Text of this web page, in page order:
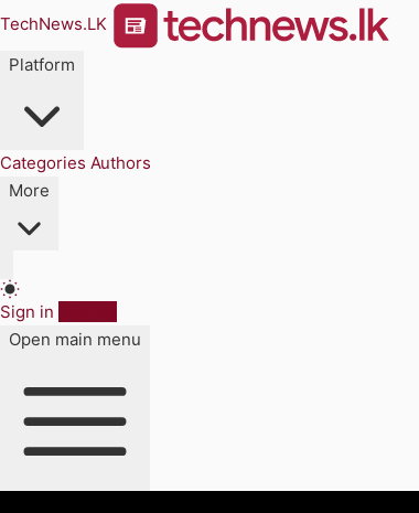
TechNews.LK
Platform
Categories Authors
More
Sign in
Open main menu